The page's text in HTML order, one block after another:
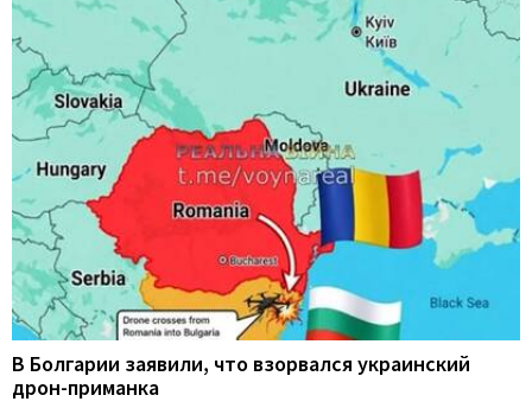
В Болгарии заявили, что взорвался украинский
дрон-приманка